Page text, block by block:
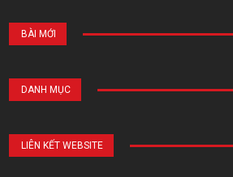
BÀI MỚI
DANH MỤC
LIÊN KẾT WEBSITE